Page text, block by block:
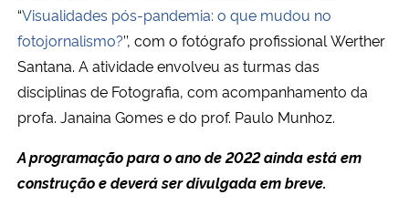
“Visualidades pós-pandemia: o que mudou no
fotojornalismo?’’, com o fotógrafo profissional Werther
Santana. A atividade envolveu as turmas das
disciplinas de Fotografia, com acompanhamento da
profa. Janaina Gomes e do prof. Paulo Munhoz.
A programação para o ano de 2022 ainda está em
construção e deverá ser divulgada em breve.